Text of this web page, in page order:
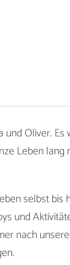
und Oliver. Es
Leben lang
selbst bis
und
nach